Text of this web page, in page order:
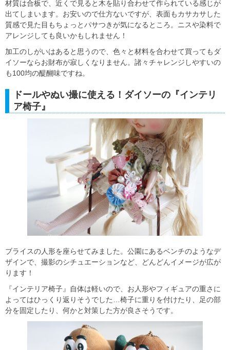
材質は合板で、近くで見ると木を貼り合わせて作られている感じが
出てしまいます。お安いので仕方ないですが、表面もカサカサした
質感で見た目もちょっとパサつきが気になるところ。ニスや染料で
アレンジしても良いかもしれません！
加工のしがいはあると思うので、色々と材料を合わせて買ってもダ
イソーならお財布が寂しくなりません。諸々チャレンジしやすいの
も100均の醍醐味ですね。
ドールやぬい撮に使える！ダイソーの『インテリ
ア椅子』
ブライスの人形を座らせてみました。公園にあるベンチのようなデ
ザインで、撮影のシチュエーションなど、どんどんイメージが広が
ります！
『インテリア椅子』自体は軽いので、お人形やフィギュアの重さに
よってはひっくり返りそうでした…椅子に重りを付けたり、足の部
分を固定したり、何かと対策した方が良さそうです。